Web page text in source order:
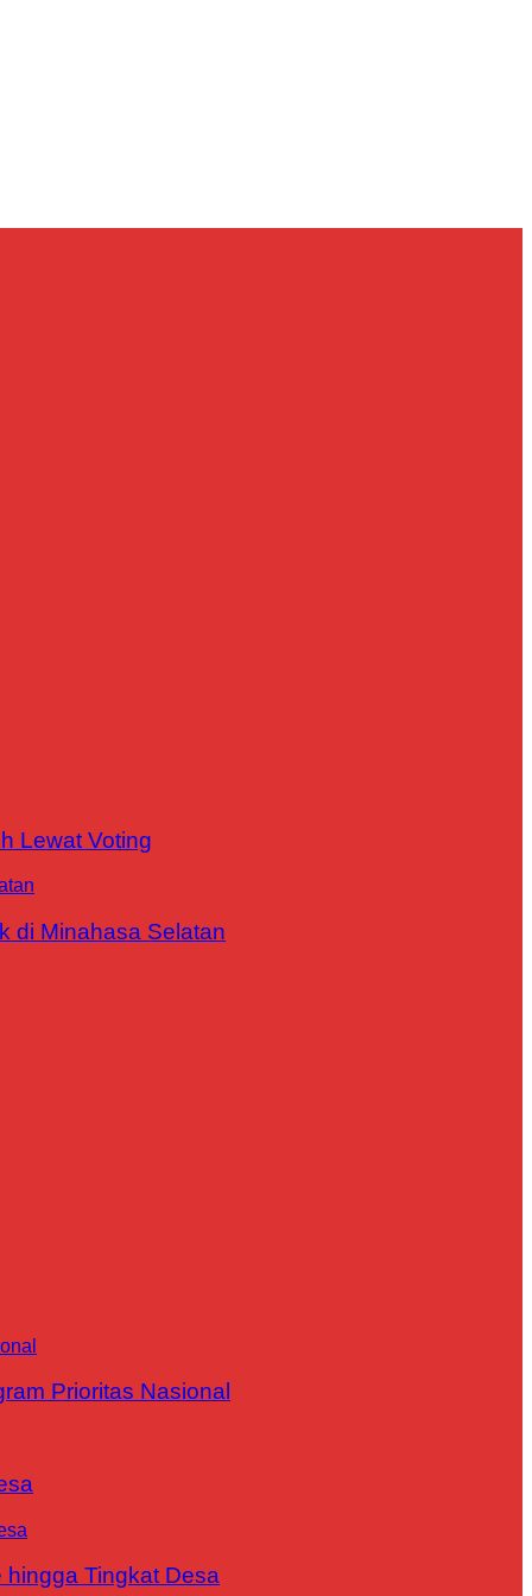
Lewat Voting
di Minahasa Selatan
Prioritas Nasional
Tingkat Desa